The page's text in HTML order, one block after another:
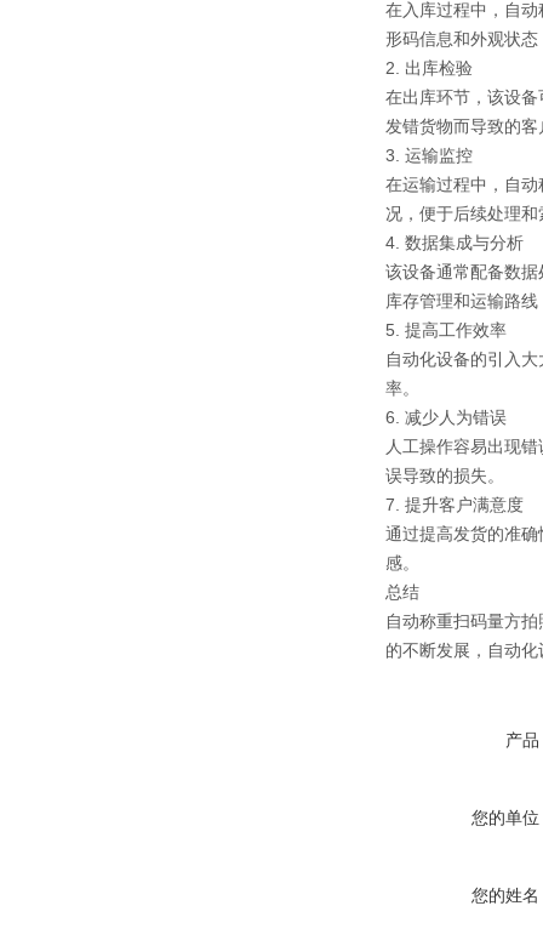
在入库过程中，自
形码信息和外观状
2. 出库检验
在出库环节，该设
发错货物而导致的客
3. 运输监控
在运输过程中，自
况，便于后续处理和
4. 数据集成与分析
该设备通常配备数
库存管理和运输路
5. 提高工作效率
自动化设备的引入
率。
6. 减少人为错误
人工操作容易出现
误导致的损失。
7. 提升客户满意度
通过提高发货的准
感。
总结
自动称重扫码量方
的不断发展，自动
产品
您的单位
您的姓名